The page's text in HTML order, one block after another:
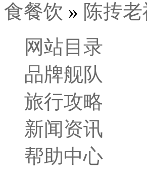
交通出行
旅行笔记
旅行小贴士
胜景名城
行程攻略
食餐饮 » 陈抟
网站目录
品牌舰队
旅行攻略
新闻资讯
帮助中心